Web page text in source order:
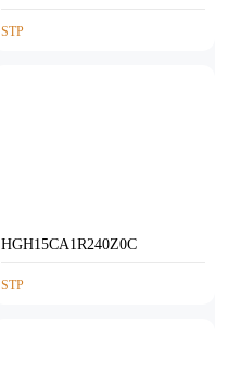
STP
HGH15CA1R240Z0C
STP